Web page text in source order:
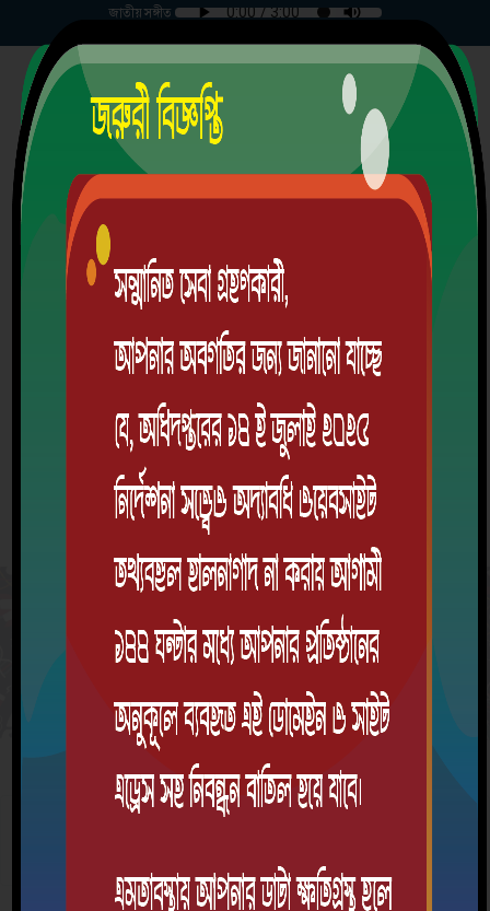
জাতীয় সঙ্গীত
চরমুগরিয়া মার্চেন্টস্ উচ্চ বিদ্যালয়
গ্রাম/রাস্তা: চরমুগরিয়া, ডাকঘর: চরমুগরিয়া-7901, উপজেলা: মাদারীপুর সদর, জেলা:
মাদারীপুর, বিভাগ: ঢাকা
স্থাপিতঃ ১৯৩১ খ্রিঃ
EIIN: 110731 | MPO Code: 3502011302
ডাউনলোড অ্যাপ লগইন অ্যালামনাই
ক্যাম্পাস ক্লাব